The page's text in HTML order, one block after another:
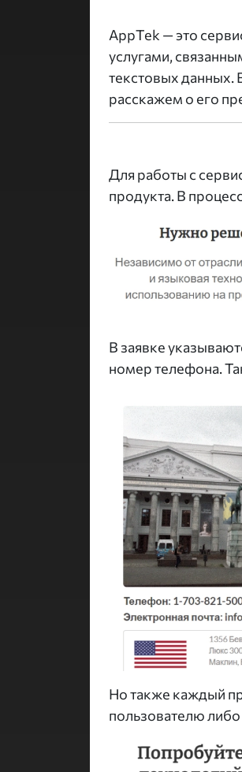
AppTek — это
услугами,
текстовых данных.
расскажем о его
Для работы с
продукта. В
В заявке
номер телефона.
Но также каждый
пользователю либо